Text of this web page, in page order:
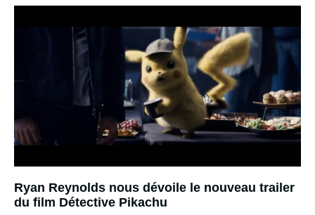
Ryan Reynolds nous dévoile le nouveau trailer
du film Détective Pikachu